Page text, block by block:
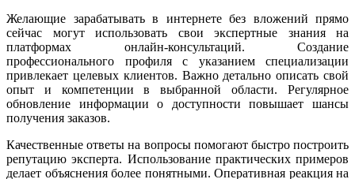
Желающие зарабатывать в интернете без вложений прямо
сейчас могут использовать свои экспертные знания на
платформах онлайн-консультаций. Создание
профессионального профиля с указанием специализации
привлекает целевых клиентов. Важно детально описать свой
опыт и компетенции в выбранной области. Регулярное
обновление информации о доступности повышает шансы
получения заказов.
Качественные ответы на вопросы помогают быстро построить
репутацию эксперта. Использование практических примеров
делает объяснения более понятными. Оперативная реакция на